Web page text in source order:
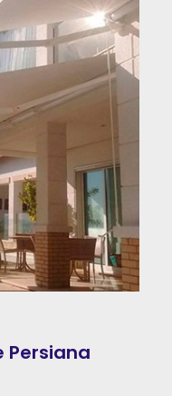
Persiana